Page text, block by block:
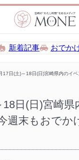
新着記事 おでか
17日(土)～18日(日)宮崎県内のイ
18日(日)宮崎県
週末もおでか